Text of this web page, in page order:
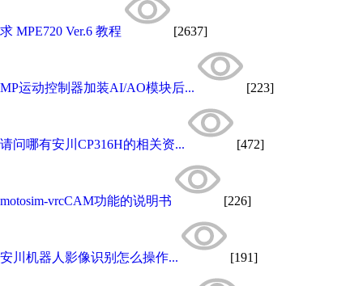
求 MPE720 Ver.6 教程 [2637]
MP运动控制器加装AI/AO模块后... [223]
请问哪有安川CP316H的相关资... [472]
motosim-vrcCAM功能的说明书 [226]
安川机器人影像识别怎么操作... [191]